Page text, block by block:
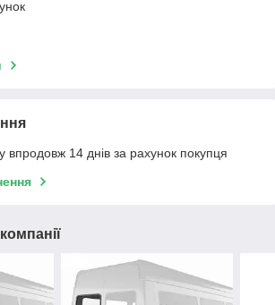
впродовж 14 днів за рахунок покупця